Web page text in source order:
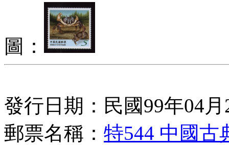
圖：
發行日期：民國99年04月
郵票名稱： 特544 中國